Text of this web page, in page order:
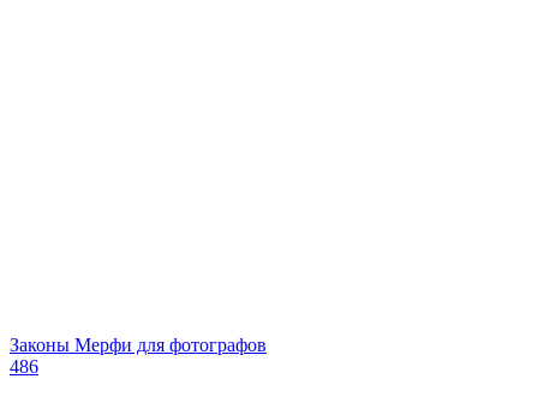
Законы Мерфи для фотографов
486